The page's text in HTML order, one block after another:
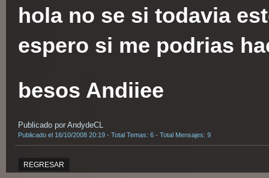
hola no se si todavia
espero si me podrias
besos Andiiee
Publicado por AndydeCL
Publicado el 16/10/2008 20:19 - Total Temas: 6 - Total Mensajes: 9
REGRESAR